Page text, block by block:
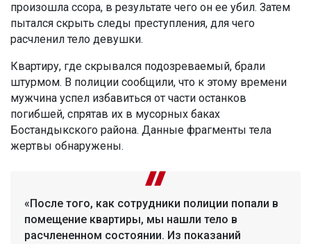
произошла ссора, в результате чего он ее убил. Затем
пытался скрыть следы преступления, для чего
расчленил тело девушки.
Квартиру, где скрывался подозреваемый, брали
штурмом. В полиции сообщили, что к этому времени
мужчина успел избавиться от части останков
погибшей, спрятав их в мусорных баках
Бостандыкского района. Данные фрагменты тела
жертвы обнаружены.
«После того, как сотрудники полиции попали в
помещение квартиры, мы нашли тело в
расчлененном состоянии. Из показаний